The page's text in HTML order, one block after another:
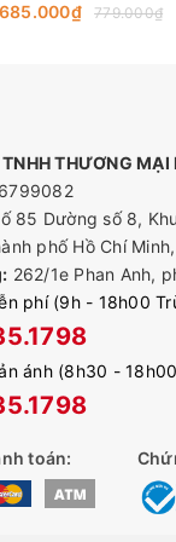
thiện đáng
Thông
bạn đi dây
quản lý:
VIGI.
TP-Link
685.000₫ 779.000₫
THƯƠNG
85 Dường số 8,
phố Hồ Chí
262/1e Phan Anh,
phí (9h - 18h00
ánh (8h30 -
toán: